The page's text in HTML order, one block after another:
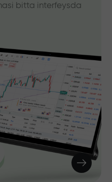
bitta interfeysda